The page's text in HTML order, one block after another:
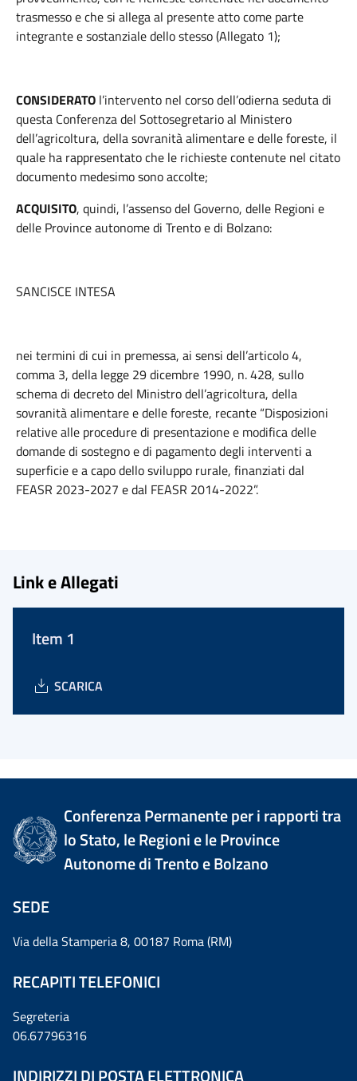
trasmesso e che si allega al presente atto come parte
integrante e sostanziale dello stesso (Allegato 1);
CONSIDERATO l’intervento nel corso dell’odierna seduta di
questa Conferenza del Sottosegretario al Ministero
dell’agricoltura, della sovranità alimentare e delle foreste, il
quale ha rappresentato che le richieste contenute nel citato
documento medesimo sono accolte;
ACQUISITO, quindi, l’assenso del Governo, delle Regioni e
delle Province autonome di Trento e di Bolzano:
SANCISCE INTESA
nei termini di cui in premessa, ai sensi dell’articolo 4,
comma 3, della legge 29 dicembre 1990, n. 428, sullo
schema di decreto del Ministro dell’agricoltura, della
sovranità alimentare e delle foreste, recante “Disposizioni
relative alle procedure di presentazione e modifica delle
domande di sostegno e di pagamento degli interventi a
superficie e a capo dello sviluppo rurale, finanziati dal
FEASR 2023-2027 e dal FEASR 2014-2022”.
Link e Allegati
Item 1
SCARICA
Conferenza Permanente per i rapporti tra
lo Stato, le Regioni e le Province
Autonome di Trento e Bolzano
SEDE
Via della Stamperia 8, 00187 Roma (RM)
RECAPITI TELEFONICI
Segreteria
06.67796316
INDIRIZZI DI POSTA ELETTRONICA